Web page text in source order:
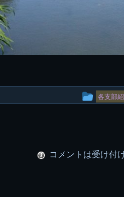
投
ー
各支部
コメントは受け付